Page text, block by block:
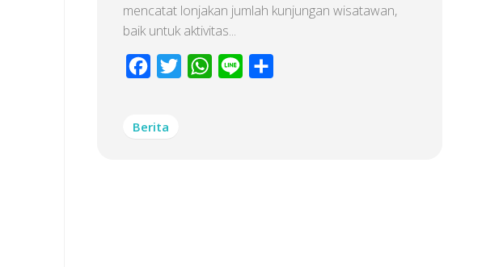
mencatat lonjakan jumlah kunjungan wisatawan,
baik untuk aktivitas...
Facebook
Twitter WhatsApp
Line
Berita